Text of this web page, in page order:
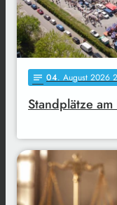
notes 04. August 2026
Standplätze